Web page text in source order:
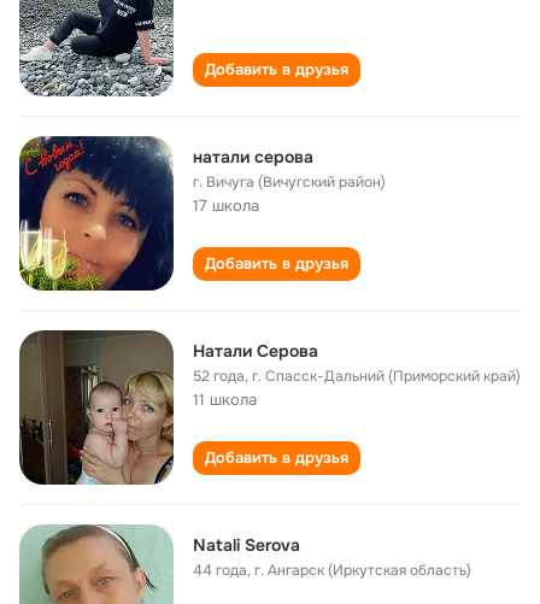
Добавить в друзья
натали серова
г. Вичуга (Вичугский район)
17 школа
Добавить в друзья
Натали Серова
52 года,г. Спасск-Дальний (Приморский край)
11 школа
Добавить в друзья
Natali Serova
44 года,г. Ангарск (Иркутская область)